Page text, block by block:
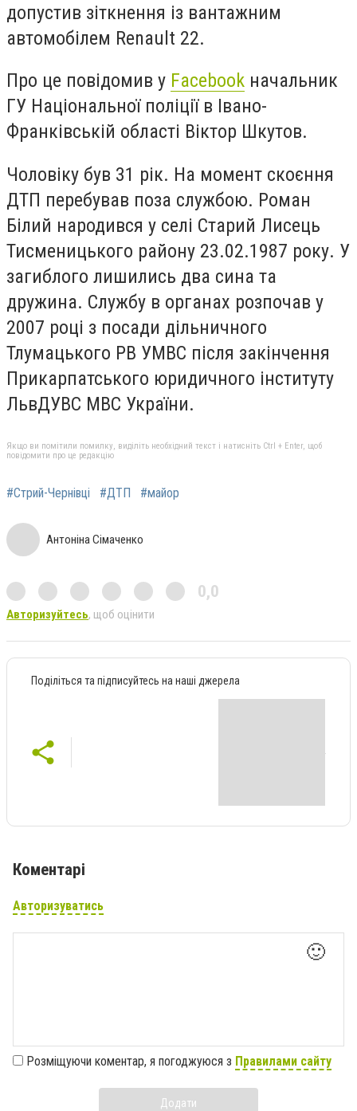
допустив зіткнення із вантажним
автомобілем Renault 22.
Про це повідомив у Facebook начальник
ГУ Національної поліції в Івано-
Франківській області Віктор Шкутов.
Чоловіку був 31 рік. На момент скоєння
ДТП перебував поза службою. Роман
Білий народився у селі Старий Лисець
Тисменицького району 23.02.1987 року. У
загиблого лишились два сина та
дружина. Службу в органах розпочав у
2007 році з посади дільничного
Тлумацького РВ УМВС після закінчення
Прикарпатського юридичного інституту
ЛьвДУВС МВС України.
Якщо ви помітили помилку, виділіть необхідний текст і натисніть Ctrl + Enter, щоб
повідомити про це редакцію
#Стрий-Чернівці #ДТП #майор
Антоніна Сімаченко
0,0
Авторизуйтесь, щоб оцінити
Поділіться та підписуйтесь на наші джерела
Коментарі
Авторизуватись
🙂
Розміщуючи коментар, я погоджуюся з Правилами сайту
Додати